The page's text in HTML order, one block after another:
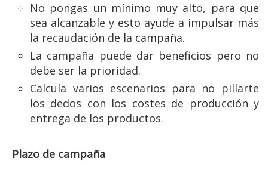
No pongas un mínimo muy alto, para que
sea alcanzable y esto ayude a impulsar más
la recaudación de la campaña.
La campaña puede dar beneficios pero no
debe ser la prioridad.
Calcula varios escenarios para no pillarte
los dedos con los costes de producción y
entrega de los productos.
Plazo de campaña